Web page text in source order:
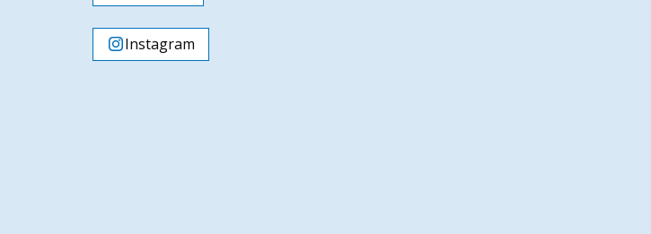
Instagram